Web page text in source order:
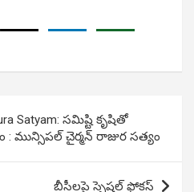
Satyam: సమిష్టి కృషితో
: మున్సిపల్ చైర్మన్ రాజుర సత్యం
బీసీలపై స్పెషల్ ఫోకస్